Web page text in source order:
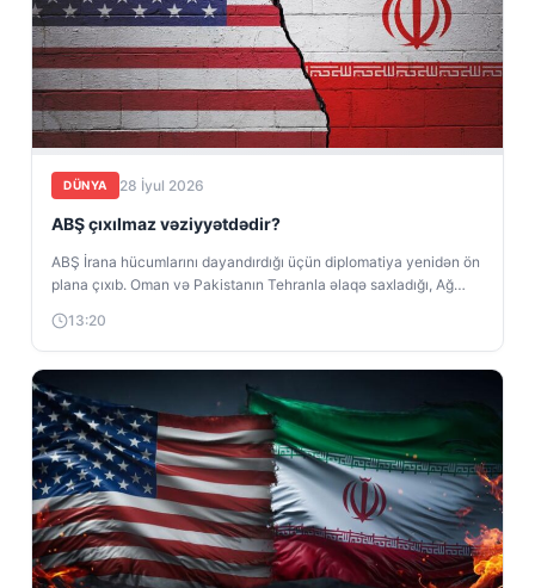
DÜNYA 28 İyul 2026
ABŞ çıxılmaz vəziyyətdədir?
ABŞ İrana hücumlarını dayandırdığı üçün diplomatiya yenidən ön
plana çıxıb. Oman və Pakistanın Tehranla əlaqə saxladığı, Ağ
13:20